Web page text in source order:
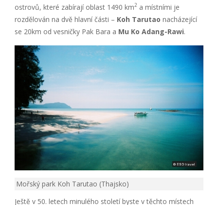
ostrovů, které zabírají oblast 1490 km2 a místními je
rozdělován na dvě hlavní části – Koh Tarutao nacházející
se 20km od vesničky Pak Bara a Mu Ko Adang-Rawi.
Mořský park Koh Tarutao (Thajsko)
Ještě v 50. letech minulého století byste v těchto místech